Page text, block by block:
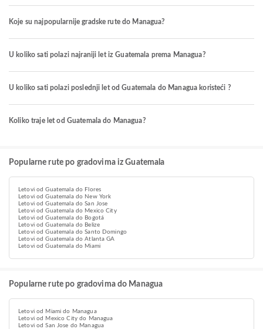
Koje su najpopularnije gradske rute do Managua?
U koliko sati polazi najraniji let iz Guatemala prema Managua?
U koliko sati polazi poslednji let od Guatemala do Managua koristeći ?
Koliko traje let od Guatemala do Managua?
Popularne rute po gradovima iz Guatemala
Letovi od Guatemala do Flores
Letovi od Guatemala do New York
Letovi od Guatemala do San Jose
Letovi od Guatemala do Mexico City
Letovi od Guatemala do Bogotá
Letovi od Guatemala do Belize
Letovi od Guatemala do Santo Domingo
Letovi od Guatemala do Atlanta GA
Letovi od Guatemala do Miami
Popularne rute po gradovima do Managua
Letovi od Miami do Managua
Letovi od Mexico City do Managua
Letovi od San Jose do Managua